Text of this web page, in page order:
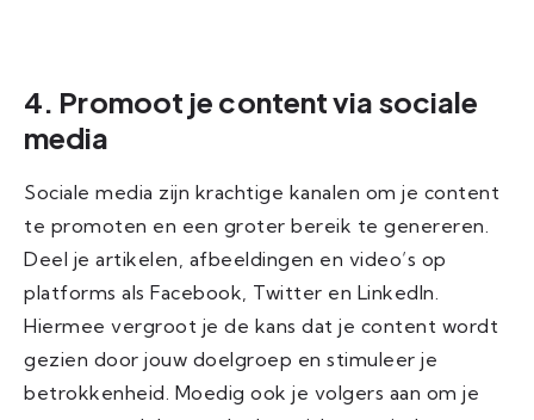
4. Promoot je content via sociale
media
Sociale media zijn krachtige kanalen om je content
te promoten en een groter bereik te genereren.
Deel je artikelen, afbeeldingen en video’s op
platforms als Facebook, Twitter en LinkedIn.
Hiermee vergroot je de kans dat je content wordt
gezien door jouw doelgroep en stimuleer je
betrokkenheid. Moedig ook je volgers aan om je